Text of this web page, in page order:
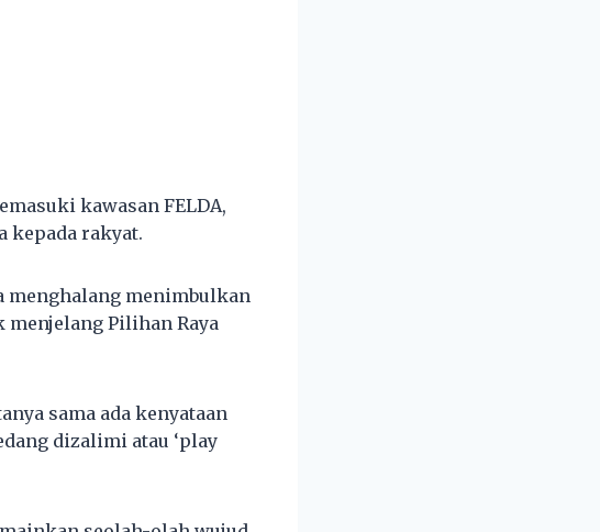
kawasan FELDA,
kepada rakyat.
menghalang menimbulkan
Pilihan Raya
sama ada kenyataan
dizalimi atau ‘play